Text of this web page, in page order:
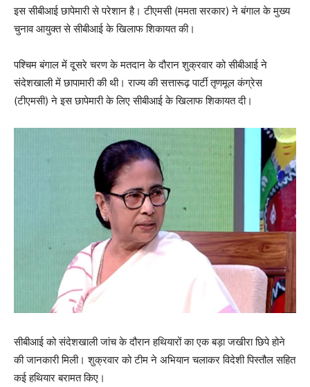
इस सीबीआई छापेमारी से परेशान है। टीएमसी (ममता सरकार) ने बंगाल के मुख्य
चुनाव आयुक्त से सीबीआई के खिलाफ शिकायत की।
पश्चिम बंगाल में दूसरे चरण के मतदान के दौरान शुक्रवार को सीबीआई ने
संदेशखाली में छापामारी की थी। राज्य की सत्तारूढ़ पार्टी तृणमूल कंग्रेस
(टीएमसी) ने इस छापेमारी के लिए सीबीआई के खिलाफ शिकायत दी।
सीबीआई को संदेशखाली जांच के दौरान हथियारों का एक बड़ा जखीरा छिपे होने
की जानकारी मिली। शुक्रवार को टीम ने अभियान चलाकर विदेशी पिस्तौल सहित
कई हथियार बरामत किए।